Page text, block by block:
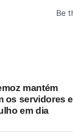
mantém
os servidores e
em dia